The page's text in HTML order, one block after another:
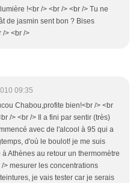
!<br /> <br /> <br /> Tu ne
de jasmin sent bon ? Bises
/> <br />
09:35
Chabou,profite bien!<br /> <br
/> <br /> Il a fini par sentir (très)
avec de l'alcool à 95 qui a
d'où le boulot! je me suis
Athènes au retour un thermomètre
> mesurer les concentrations
je vais tester car je serais